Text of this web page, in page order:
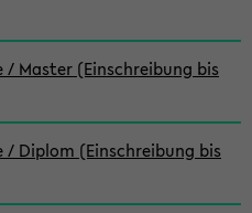
Master (Einschreibung bis
Diplom (Einschreibung bis